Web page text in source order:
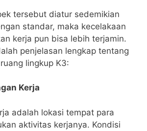
tersebut diatur sedemikian
standar, maka kecelakaan
kerja pun bisa lebih terjamin.
penjelasan lengkap tentang
lingkup K3:
Kerja
adalah lokasi tempat para
aktivitas kerjanya. Kondisi